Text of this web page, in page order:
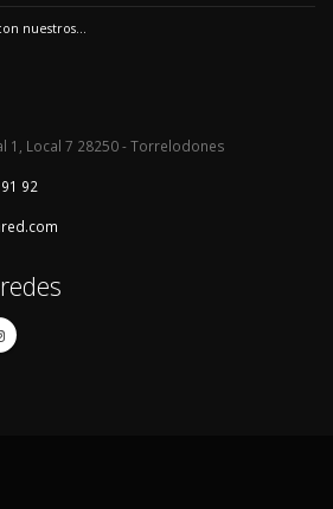
nuestros...
1, Local 7 28250 - Torrelodones
92